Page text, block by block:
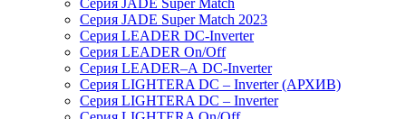
Серия JADE Super Match
Серия JADE Super Match 2023
Серия LEADER DC-Inverter
Серия LEADER On/Off
Серия LEADER–А DC-Inverter
Серия LIGHTERA DC – Inverter (АРХИВ)
Серия LIGHTERA DC – Inverter